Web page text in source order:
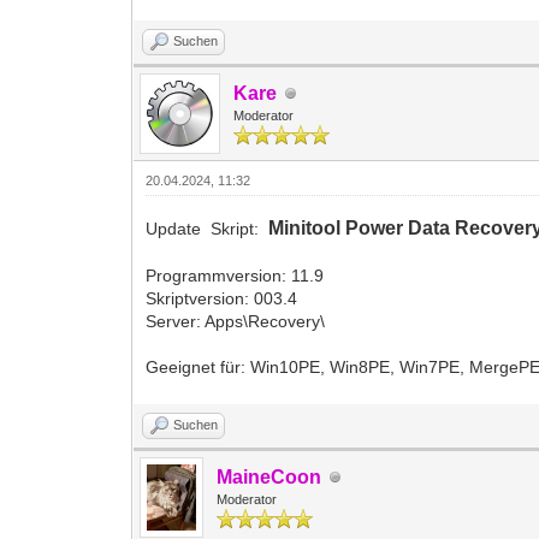
Suchen
Kare
Moderator
20.04.2024, 11:32
Update Skript: Minitool Power Data
Programmversion: 11.9
Skriptversion: 003.4
Server: Apps\Recovery\
Geeignet für: Win10PE, Win8PE, Win7PE, MergePE
Suchen
MaineCoon
Moderator